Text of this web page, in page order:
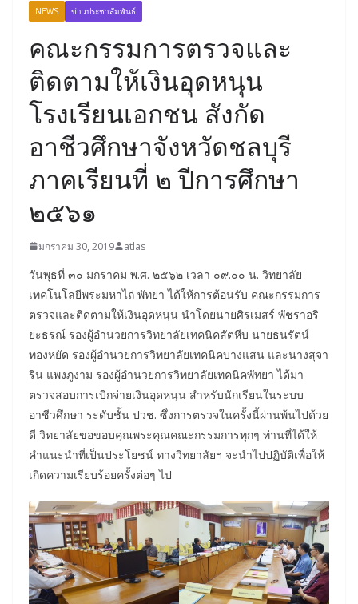
NEWS ข่าวประชาสัมพันธ์
คณะกรรมการตรวจและ
ติดตามให้เงินอุดหนุน
โรงเรียนเอกชน สังกัด
อาชีวศึกษาจังหวัดชลบุรี
ภาคเรียนที่ ๒ ปีการศึกษา
๒๕๖๑
มกราคม 30, 2019 atlas
วันพุธที่ ๓๐ มกราคม พ.ศ. ๒๕๖๒ เวลา ๐๙.๐๐ น. วิทยาลัย
เทคโนโลยีพระมหาไถ่ พัทยา ได้ให้การต้อนรับ คณะกรรมการ
ตรวจและติดตามให้เงินอุดหนุน นำโดยนายศิรเมสร์ พัชราอริ
ยะธรณ์ รองผู้อำนวยการวิทยาลัยเทคนิคสัตหีบ นายธนรัตน์
ทองหยัด รองผู้อำนวยการวิทยาลัยเทคนิคบางแสน และนางสุจา
ริน แพงภูงาม รองผู้อำนวยการวิทยาลัยเทคนิคพัทยา ได้มา
ตรวจสอบการเบิกจ่ายเงินอุดหนุน สำหรับนักเรียนในระบบ
อาชีวศึกษา ระดับชั้น ปวช. ซึ่งการตรวจในครั้งนี้ผ่านพ้นไปด้วย
ดี วิทยาลัยขอขอบคุณพระคุณคณะกรรมการทุกๆ ท่านที่ได้ให้
คำแนะนำที่เป็นประโยชน์ ทางวิทยาลัยฯ จะนำไปปฏิบัติเพื่อให้
เกิดความเรียบร้อยครั้งต่อๆ ไป